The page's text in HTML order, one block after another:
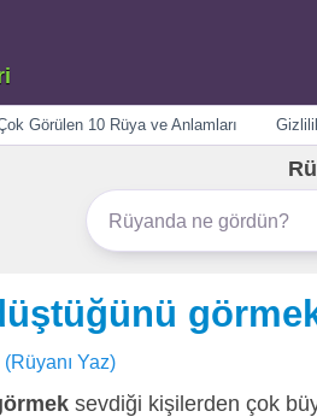
Görülen 10 Rüya ve Anlamları
Yaz)
sevdiği kişilerden çok